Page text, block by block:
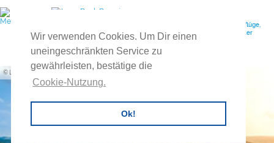
Wir verwenden Cookies. Um Dir einen
uneingeschränkten Service zu
gewährleisten, bestätige die
Cookie-Nutzung.
Ok!
Ihr Reiseveranstalter für individuelle Gruppenreisen, Feuerwehrausflüge,
Vereinsreisen, Betriebsausflüge, Exkursionen, Tagesreisen, Buscharter
uvm.
LaMiaFotografia / Shutterstock